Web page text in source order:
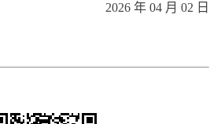
2026 年 04 月 02 日